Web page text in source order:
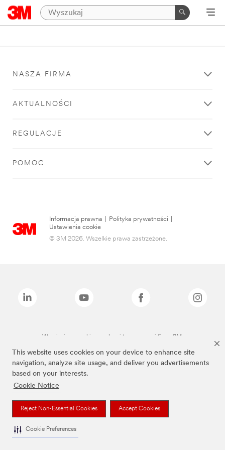
This website uses cookies on your device to enhance site
navigation, analyze site usage, and deliver you advertisements
based on your interests.
Cookie Notice
Reject Non-Essential Cookies Accept Cookies
Cookie Preferences
NASZA FIRMA
AKTUALNOŚCI
REGULACJE
POMOC
Informacja prawna Polityka prywatności
Ustawienia cookie
© 3M 2026. Wszelkie prawa zastrzeżone.
Wymienione marki są znakami towarowymi firmy 3M.